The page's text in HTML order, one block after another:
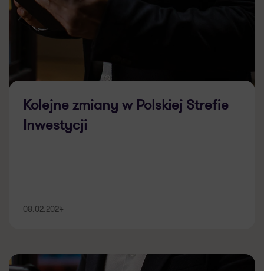
Kolejne zmiany w Polskiej Strefie
Inwestycji
08.02.2024